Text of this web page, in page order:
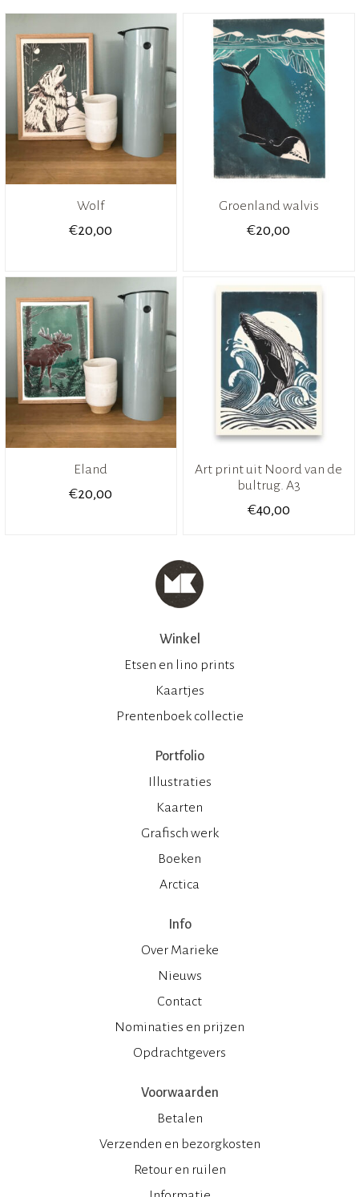
Wolf
€20,00
Groenland walvis
€20,00
Eland
€20,00
Art print uit Noord van de
bultrug. A3
€40,00
Winkel
Etsen en lino prints
Kaartjes
Prentenboek collectie
Portfolio
Illustraties
Kaarten
Grafisch werk
Boeken
Arctica
Info
Over Marieke
Nieuws
Contact
Nominaties en prijzen
Opdrachtgevers
Voorwaarden
Betalen
Verzenden en bezorgkosten
Retour en ruilen